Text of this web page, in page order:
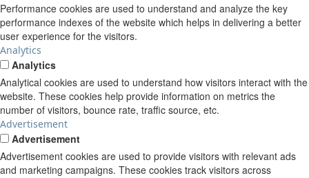
Performance cookies are used to understand and analyze the key
performance indexes of the website which helps in delivering a better
user experience for the visitors.
Analytics
Analytics
Analytical cookies are used to understand how visitors interact with the
website. These cookies help provide information on metrics the
number of visitors, bounce rate, traffic source, etc.
Advertisement
Advertisement
Advertisement cookies are used to provide visitors with relevant ads
and marketing campaigns. These cookies track visitors across